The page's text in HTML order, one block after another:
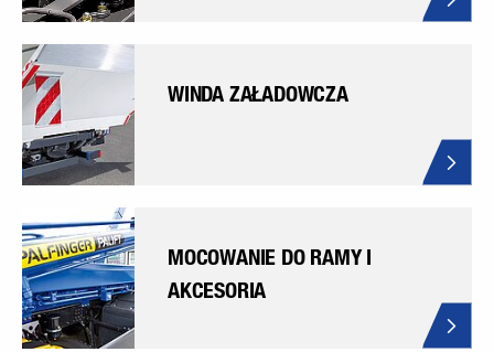
WINDA ZAŁADOWCZA
MOCOWANIE DO RAMY I
AKCESORIA